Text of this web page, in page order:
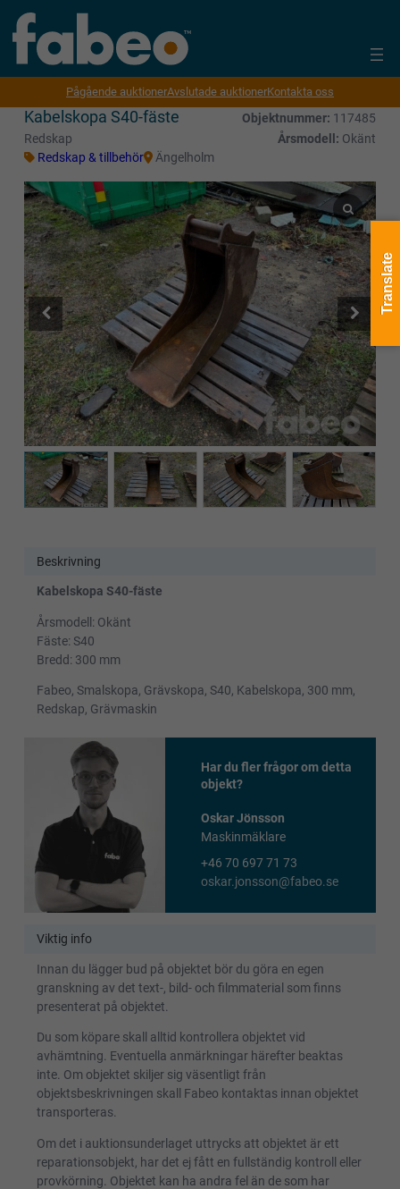
Pågående auktionerAvslutade auktionerKontakta oss
Kabelskopa S40-fäste Objektnummer: 117485
Redskap
Årsmodell: Okänt
Redskap & tillbehör
Ängelholm
Beskrivning
Kabelskopa S40-fäste
Årsmodell: Okänt
Fäste: S40
Bredd: 300 mm
Fabeo, Smalskopa, Grävskopa, S40, Kabelskopa, 300 mm,
Redskap, Grävmaskin
Har du fler frågor om detta
objekt?
Oskar Jönsson
Maskinmäklare
+46 70 697 71 73
oskar.jonsson@fabeo.se
Viktig info
Innan du lägger bud på objektet bör du göra en egen
granskning av det text-, bild- och filmmaterial som finns
presenterat på objektet.
Du som köpare skall alltid kontrollera objektet vid
avhämtning. Eventuella anmärkningar härefter beaktas
inte. Om objektet skiljer sig väsentligt från
objektsbeskrivningen skall Fabeo kontaktas innan objektet
transporteras.
Om det i auktionsunderlaget uttrycks att objektet är ett
reparationsobjekt, har det ej fått en fullständig kontroll eller
provkörning. Objektet kan ha andra fel än de som har
Translate